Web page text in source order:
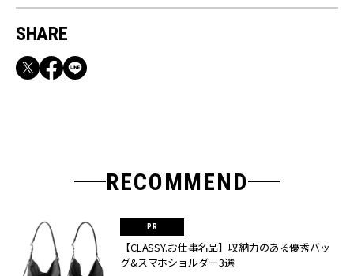
SHARE
RECOMMEND
【CLASSY.お仕事名品】収納力のある優秀バッ
グ&スマホショルダー3選